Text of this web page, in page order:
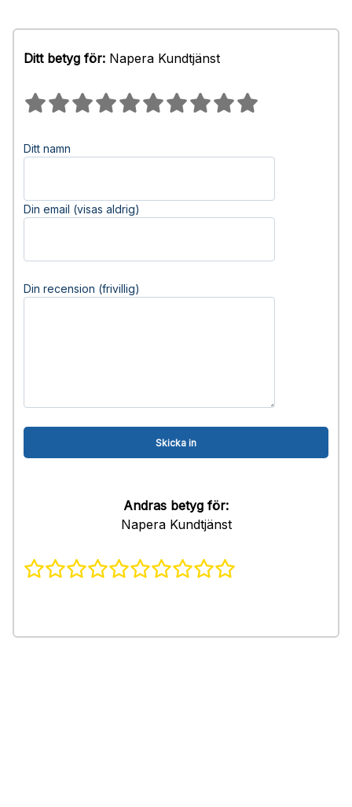
Ditt betyg för: Napera Kundtjänst
Ditt namn
Din email (visas aldrig)
Din recension (frivillig)
Andras betyg för:
Napera Kundtjänst